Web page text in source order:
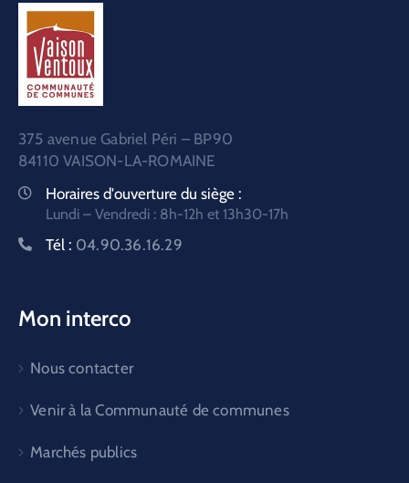
375 avenue Gabriel Péri – BP90
84110 VAISON-LA-ROMAINE
Horaires d'ouverture du siège :
Lundi – Vendredi : 8h-12h et 13h30-17h
Tél : 04.90.36.16.29
Mon interco
Nous contacter
Venir à la Communauté de communes
Marchés publics